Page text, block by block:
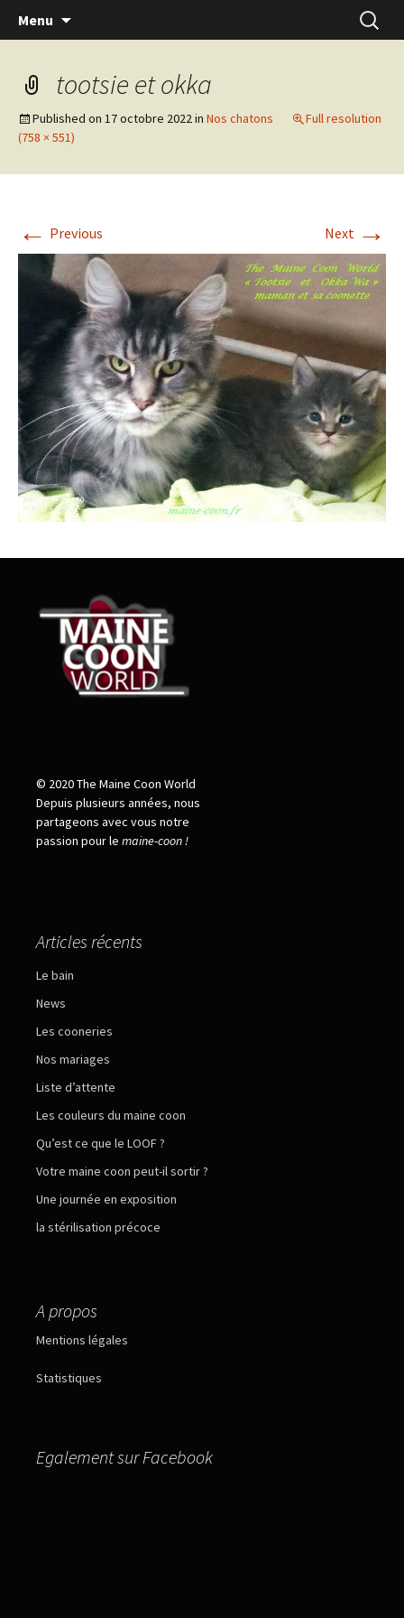
Menu
tootsie et okka
Published on 17 octobre 2022in Nos chatons
Full resolution
(758 × 551)
← Previous Next →
© 2020 The Maine Coon World
Depuis plusieurs années, nous
partageons avec vous notre
passion pour le maine-coon !
Articles récents
Le bain
News
Les cooneries
Nos mariages
Liste d’attente
Les couleurs du maine coon
Qu’est ce que le LOOF ?
Votre maine coon peut-il sortir ?
Une journée en exposition
la stérilisation précoce
A propos
Mentions légales
Statistiques
Egalement sur Facebook